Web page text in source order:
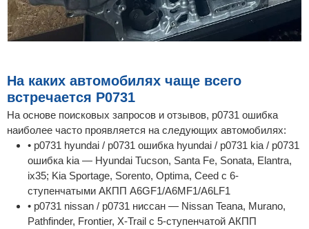
На каких автомобилях чаще всего
встречается P0731
На основе поисковых запросов и отзывов, p0731 ошибка
наиболее часто проявляется на следующих автомобилях:
• p0731 hyundai / p0731 ошибка hyundai / p0731 kia / p0731
ошибка kia — Hyundai Tucson, Santa Fe, Sonata, Elantra,
ix35; Kia Sportage, Sorento, Optima, Ceed с 6-
ступенчатыми АКПП A6GF1/A6MF1/A6LF1
• p0731 nissan / p0731 ниссан — Nissan Teana, Murano,
Pathfinder, Frontier, X-Trail с 5-ступенчатой АКПП